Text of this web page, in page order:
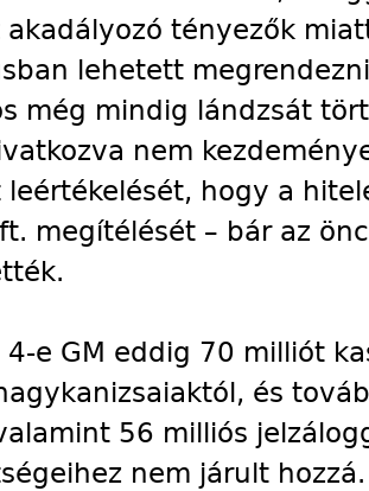
akadályozó tényezők
lehetett
még mindig lándzsát
nem
hogy a
megítélését – bár az
4-e GM eddig 70 milliót
és
56 milliós
nem járult